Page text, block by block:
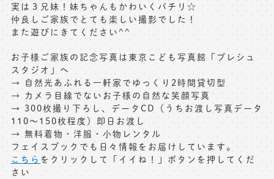
実は３兄妹！妹ちゃんもかわいくパチリ☆
仲良しご家族でとても楽しい撮影でした！
また遊びにきてください^^
お子様ご家族の記念写真は東京こども写真館「プレシュ
スタジオ」へ
→ 自然光あふれる一軒家でゆっくり2時間貸切型
→ カメラ目線でないお子様の自然な笑顔写真
→ 300枚撮り下ろし、データCD（うちお渡し写真データ
110～150枚程度）即日お渡し
→ 無料着物・洋服・小物レンタル
フェイスブックでも日々情報をお届けしています。
こちら をクリックして「イイね！」ボタンを押してくだ
さい